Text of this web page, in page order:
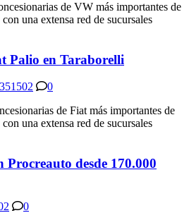
de VW más importantes de
una extensa red de sucursales
Palio en Taraborelli
0
de Fiat más importantes de
una extensa red de sucursales
desde 170.000
0